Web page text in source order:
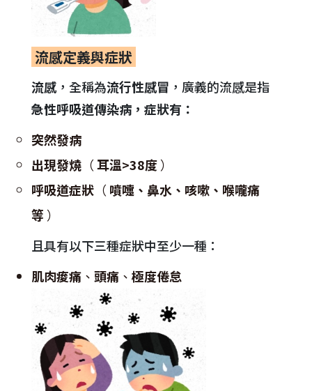
流感定義與症狀
流感，全稱為流行性感冒 ，廣義的流感是指
急性呼吸道傳染病，症狀有：
突然發病
出現發燒 （耳溫>38度）
呼吸道症狀 （ 噴嚏、鼻水、咳嗽、喉嚨痛
等 ）
且具有以下三種症狀中至少一種：
肌肉痠痛 、 頭痛 、 極度倦怠